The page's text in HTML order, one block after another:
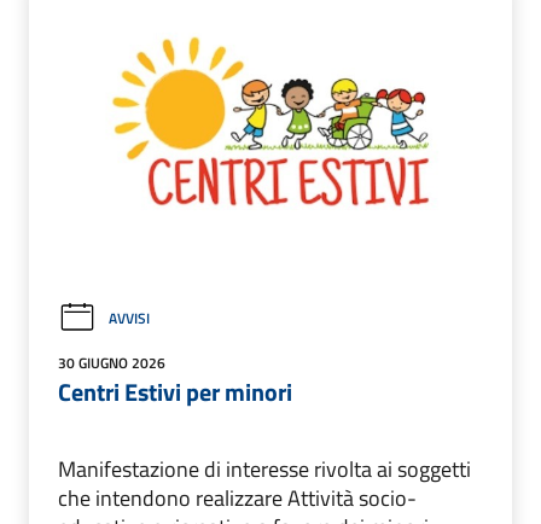
AVVISI
30 GIUGNO 2026
Centri Estivi per minori
Manifestazione di interesse rivolta ai soggetti
che intendono realizzare Attività socio-